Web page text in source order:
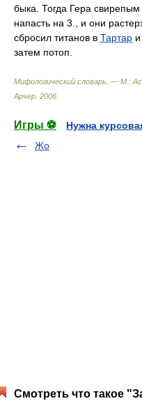
быка. Тогда Гера
напасть на 3., и они
сбросил титанов в Тартар
затем потоп.
Мифологический словарь. — М.:
Арчер 2006
Игры ⚽
Нужна
Жо
Смотреть что такое